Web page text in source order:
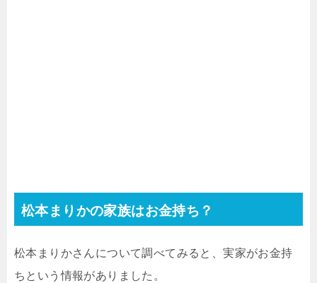
松本まりかの家族はお金持ち？
松本まりかさんについて調べてみると、実家がお金持
ちという情報がありました。